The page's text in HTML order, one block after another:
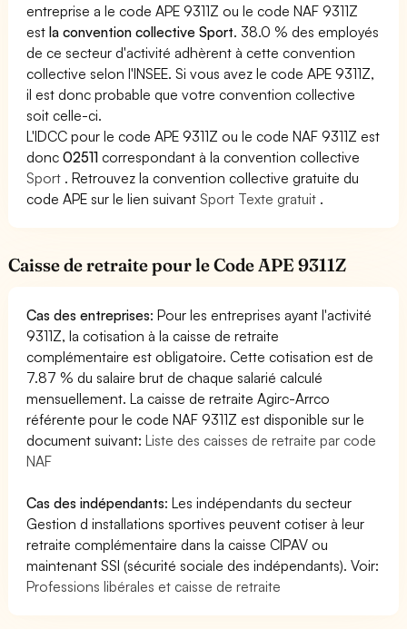
entreprise a le code APE 9311Z ou le code NAF 9311Z
estla convention collective Sport. 38.0 % des employés
de ce secteur d'activité adhèrent à cette convention
collective selon l'INSEE. Si vous avez le code APE 9311Z,
il est donc probable que votre convention collective
soit celle-ci.
L'IDCC pour le code APE 9311Z ou le code NAF 9311Z est
donc02511 correspondant à la convention collective
Sport . Retrouvez la convention collective gratuite du
code APE sur le lien suivantSport Texte gratuit .
Caisse de retraite pour le Code APE 9311Z
Cas des entreprises: Pour les entreprises ayant l'activité
9311Z, la cotisation à la caisse de retraite
complémentaire est obligatoire. Cette cotisation est de
7.87 % du salaire brut de chaque salarié calculé
mensuellement. La caisse de retraite Agirc-Arrco
référente pour le code NAF 9311Z est disponible sur le
document suivant:Liste des caisses de retraite par code
NAF
Cas des indépendants: Les indépendants du secteur
Gestion d installations sportives peuvent cotiser à leur
retraite complémentaire dans la caisse CIPAV ou
maintenant SSI (sécurité sociale des indépendants). Voir:
Professions libérales et caisse de retraite